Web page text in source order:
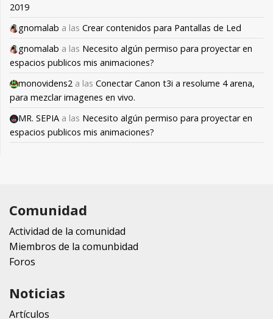
2019
gnomalab a las Crear contenidos para Pantallas de Led
gnomalab a las Necesito algún permiso para proyectar en
espacios publicos mis animaciones?
monovidens2 a las Conectar Canon t3i a resolume 4 arena,
para mezclar imagenes en vivo.
MR. SEPIA a las Necesito algún permiso para proyectar en
espacios publicos mis animaciones?
Comunidad
Actividad de la comunidad
Miembros de la comunbidad
Foros
Noticias
Artículos